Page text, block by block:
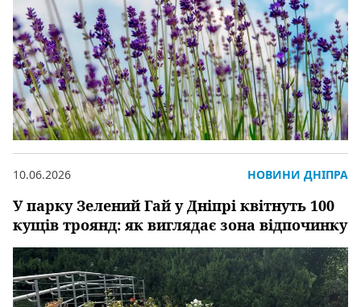
У парку Зелений Гай у Дніпрі квітнуть 100
кущів троянд: як виглядає зона відпочинку
10.06.2026 НОВИНИ ДНІПРА